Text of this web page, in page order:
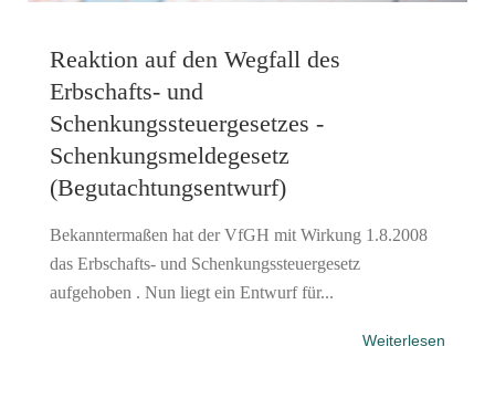
Reaktion auf den Wegfall des
Erbschafts- und
Schenkungssteuergesetzes -
Schenkungsmeldegesetz
(Begutachtungsentwurf)
Bekanntermaßen hat der VfGH mit Wirkung 1.8.2008
das Erbschafts- und Schenkungssteuergesetz
aufgehoben . Nun liegt ein Entwurf für...
Weiterlesen